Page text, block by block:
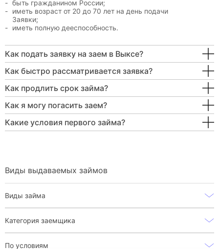
быть гражданином России;
иметь возраст от 20 до 70 лет на день подачи
Заявки;
иметь полную дееспособность.
Как подать заявку на заем в Выксе?
Как быстро рассматривается заявка?
Как продлить срок займа?
Как я могу погасить заем?
Какие условия первого займа?
Виды выдаваемых займов
Виды займа
Категория заемщика
По условиям